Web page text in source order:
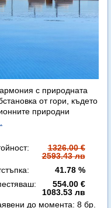
с природната
от гори, където
природни
1326.00 €
2593.43 лв
41.78 %
554.00 €
1083.53 лв
до момента: 8 бр.